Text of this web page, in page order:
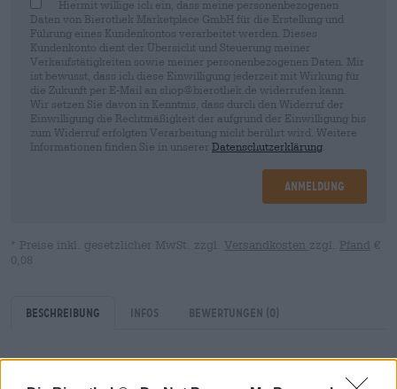
Hiermit willige ich ein, dass meine personenbezogenen
Daten von Bierothek Marketplace GmbH für die Erstellung und
Führung eines Kundenkontos verarbeitet werden. Dieses
Kundenkonto dient der Übersicht und Steuerung meiner
Verkaufstätigkeiten sowie meiner personenbezogenen Daten. Mir
ist bewusst, dass ich diese Einwilligung jederzeit mit Wirkung für
die Zukunft per E-Mail an shop@bierothek.de widerrufen kann.
Wir setzen Sie davon in Kenntnis, dass durch den Widerruf der
Einwilligung die Rechtmäßigkeit der aufgrund der Einwilligung bis
zum Widerruf erfolgten Verarbeitung nicht berührt wird. Weitere
Informationen finden Sie in unserer Datenschutzerklärung
Anmeldung
* Preise inkl. gesetzlicher MwSt. zzgl. Versandkosten zzgl. Pfand €
0,08
Beschreibung Infos Bewertungen (0)
Das Wegbier, in Franken auch gerne Wegseidla genannt,